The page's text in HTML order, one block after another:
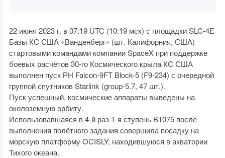
22 июня 2023 г. в 07:19 UTC (10:19 мск) с площадки SLC-4E
Базы КС США «Ванденберг» (шт. Калифорния, США)
стартовыми командами компании SpaceX при поддержке
боевых расчётов 30-го Космического крыла КС США
выполнен пуск РН Falcon-9FT Block-5 (F9-234) с очередной
группой спутников Starlink (group-5.7, 47 шт.).
Пуск успешный, космические аппараты выведены на
околоземную орбиту.
Использовавшаяся в 4-й раз 1-я ступень В1075 после
выполнения полётного задания совершила посадку на
морскую платформу OCISLY, находившуюся в акватории
Тихого океана.